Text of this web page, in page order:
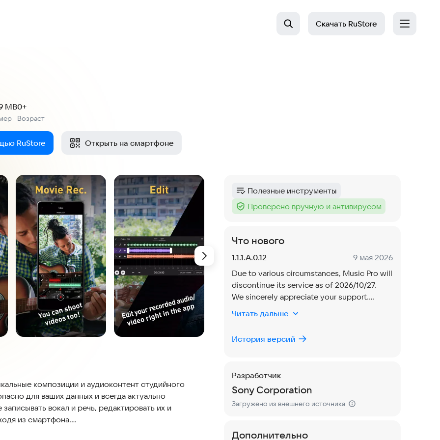
Скачать RuStore
MB
Возраст
0+
RuStore Открыть на смартфоне
композиции и аудиоконтент студийного
для ваших данных и всегда актуально
вокал и речь, редактировать их и
из смартфона.
Категория:
Полезные инструменты
Тег :
Проверено вручную и антивирусом
Что нового
Версия:
1.1.1.A.0.12 Дата:
9 мая 2026
Due to various circumstances, Music Pro will
discontinue its service as of 2026/10/27.
We sincerely appreciate your support.
Service termination schedule:
renewals for paid services stop
Читать дальше
История версий
Разработчик
Sony Corporation
Загружено из внешнего источника
Дополнительно